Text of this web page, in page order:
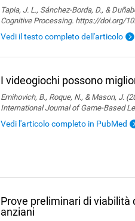
Tapia, J. L., Sánchez-Borda, D., &
Cognitive Processing. https://doi.org/
Vedi il testo completo dell'articolo
I videogiochi possono
Emihovich, B., Roque, N., & Mason, J.
International Journal of Game-Based
Vedi l'articolo completo in PubMed
Prove preliminari di
anziani